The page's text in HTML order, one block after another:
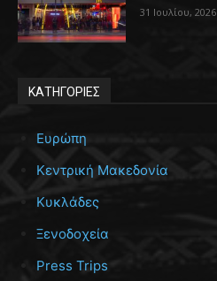
31 Ιουλίου, 2026
ΚΑΤΗΓΟΡΙΕΣ
Ευρώπη
Κεντρική Μακεδονία
Κυκλάδες
Ξενοδοχεία
Press Trips